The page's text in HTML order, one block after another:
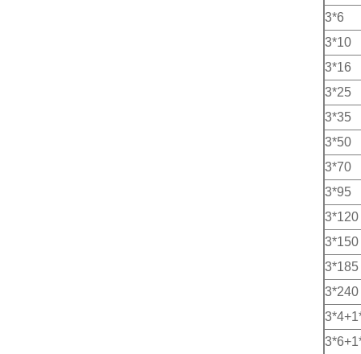
3*6
3*10
3*16
3*25
3*35
3*50
3*70
3*95
3*120
3*150
3*185
3*240